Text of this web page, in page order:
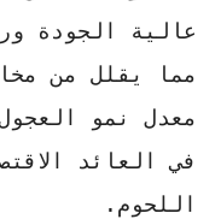
عالية الجودة و
مما يقلل من
معدل نمو
في العائد
اللحوم.